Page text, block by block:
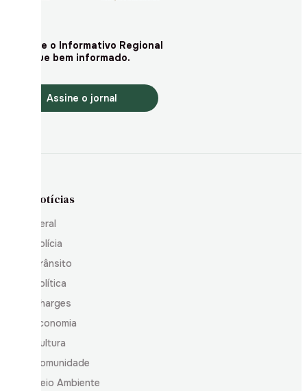
Assine o Informativo Regional
e fique bem informado.
Assine o jornal
Notícias
Geral
Polícia
Trânsito
Política
Charges
Economia
Cultura
Comunidade
Meio Ambiente